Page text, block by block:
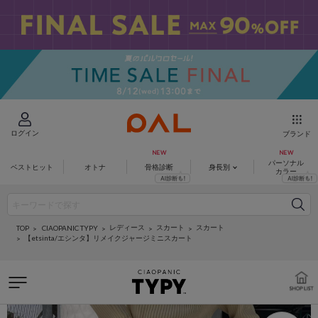
ログイン ブランド
ベストヒット オトナ 骨格診断 身長別
パーソナル
カラー
TOP CIAOPANIC TYPY レディース スカート
スカート
【etsinta/エシンタ】リメイクジャージミニスカート